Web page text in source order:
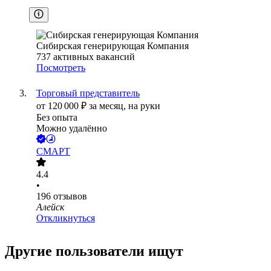
Сибирская генерирующая Компания
737 активных вакансий
Посмотреть
Торговый представитель
от 120 000 ₽ за месяц, на руки
Без опыта
Можно удалённо
СМАРТ
4.4
•
196 отзывов
Алейск
Откликнуться
Другие пользователи ищут